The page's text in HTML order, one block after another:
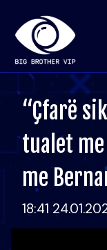
“Çfarë
tualet
me
18:41